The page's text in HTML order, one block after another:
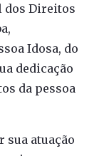
dos Direitos
Idosa, do
dedicação
da pessoa
sua atuação